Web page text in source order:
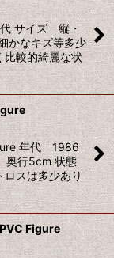
サイズ 縦・
かなキズ等多少
比較的綺麗な状
年代 1986
奥行5cm 状態
スは多少あり
Figure